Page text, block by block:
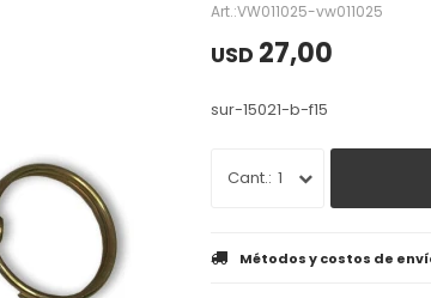
VW011025-vw011025
USD 27,00
sur-15021-b-f15
1
Métodos y costos de